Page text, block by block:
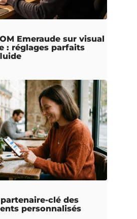
Emeraude sur visual
: réglages parfaits
clé des
personnalisés